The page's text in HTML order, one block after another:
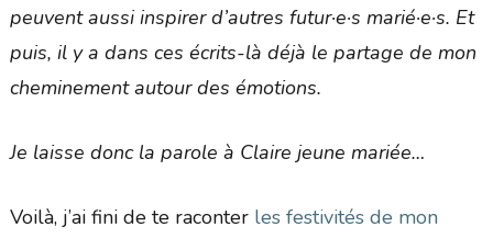
peuvent aussi inspirer d’autres futur·e·s marié·e·s. Et
puis, il y a dans ces écrits-là déjà le partage de mon
cheminement autour des émotions.
Je laisse donc la parole à Claire jeune mariée…
Voilà, j’ai fini de te raconter les festivités de mon